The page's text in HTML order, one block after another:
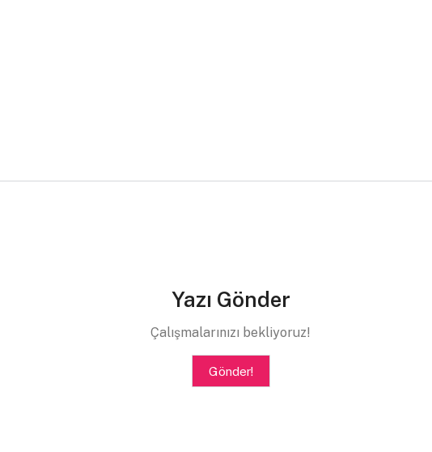
Yazı Gönder
Çalışmalarınızı bekliyoruz!
Gönder!